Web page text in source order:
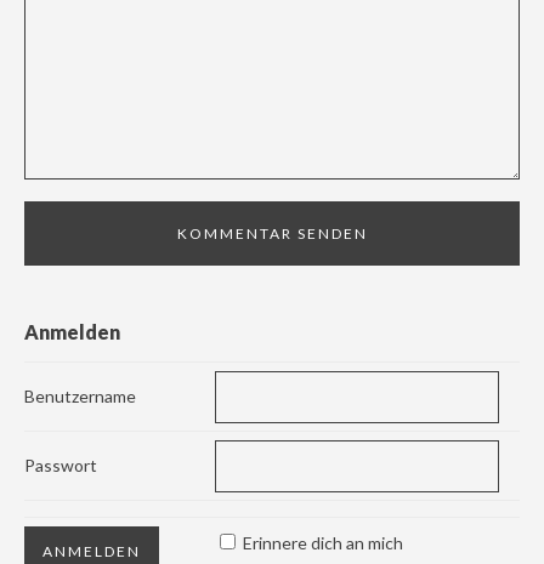
Anmelden
Benutzername
Passwort
Erinnere dich an mich